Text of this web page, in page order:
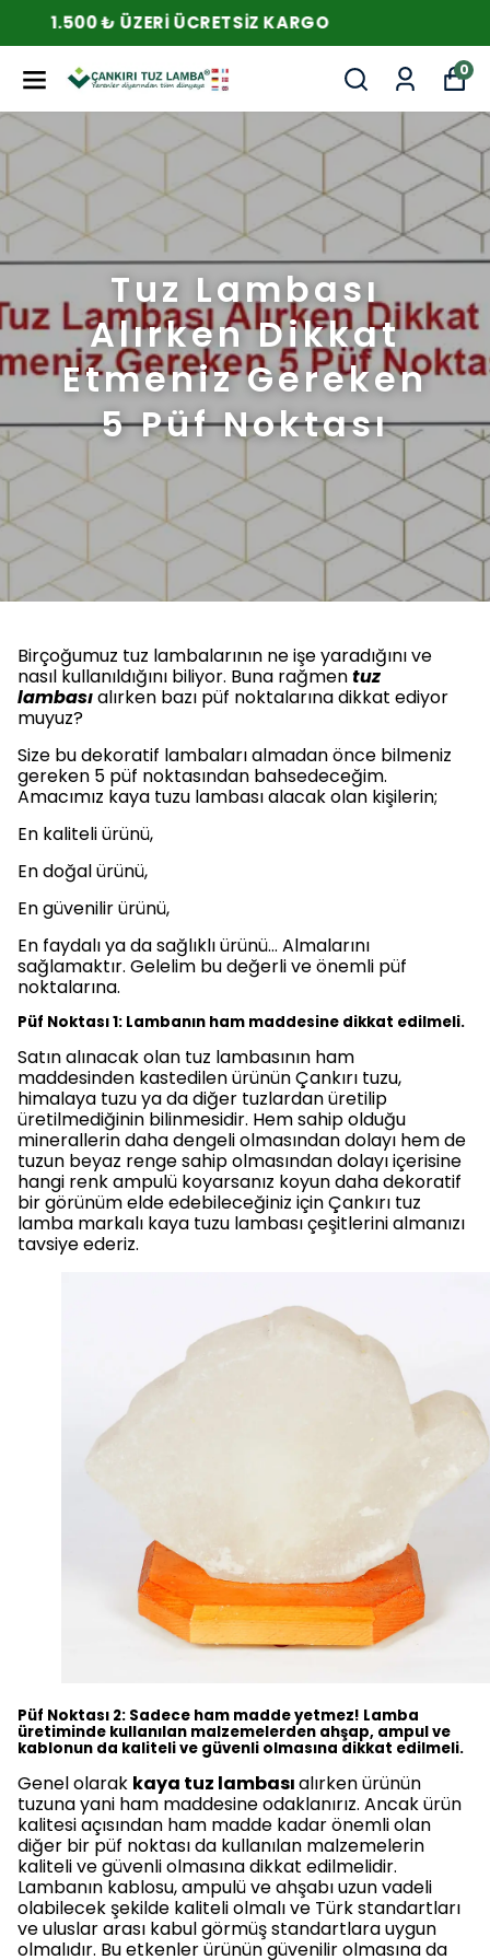
1.500 ₺ ÜZERI ÜCRETSIZ KARGO
0
Tuz Lambası
Alırken Dikkat
Etmeniz Gereken
5 Püf Noktası
Birçoğumuz tuz lambalarının ne işe yaradığını ve
nasıl kullanıldığını biliyor. Buna rağmentuz
lambasıalırken bazı püf noktalarına dikkat ediyor
muyuz?
Size bu dekoratif lambaları almadan önce bilmeniz
gereken 5 püf noktasından bahsedeceğim.
Amacımız kaya tuzu lambası alacak olan kişilerin;
En kaliteli ürünü,
En doğal ürünü,
En güvenilir ürünü,
En faydalı ya da sağlıklı ürünü… Almalarını
sağlamaktır. Gelelim bu değerli ve önemli püf
noktalarına.
Püf Noktası 1: Lambanın ham maddesine dikkat edilmeli.
Satın alınacak olan tuz lambasının ham
maddesinden kastedilen ürünün Çankırı tuzu,
himalaya tuzu ya da diğer tuzlardan üretilip
üretilmediğinin bilinmesidir. Hem sahip olduğu
minerallerin daha dengeli olmasından dolayı hem de
tuzun beyaz renge sahip olmasından dolayı içerisine
hangi renk ampulü koyarsanız koyun daha dekoratif
bir görünüm elde edebileceğiniz için Çankırı tuz
lamba markalı kaya tuzu lambası çeşitlerini almanızı
tavsiye ederiz.
Püf Noktası 2: Sadece ham madde yetmez! Lamba
üretiminde kullanılan malzemelerden ahşap, ampul ve
kablonun da kaliteli ve güvenli olmasına dikkat edilmeli.
Genel olarak kaya tuz lambasıalırken ürünün
tuzuna yani ham maddesine odaklanırız. Ancak ürün
kalitesi açısından ham madde kadar önemli olan
diğer bir püf noktası da kullanılan malzemelerin
kaliteli ve güvenli olmasına dikkat edilmelidir.
Lambanın kablosu, ampulü ve ahşabı uzun vadeli
olabilecek şekilde kaliteli olmalı ve Türk standartları
ve uluslar arası kabul görmüş standartlara uygun
olmalıdır. Bu etkenler ürünün güvenilir olmasına da